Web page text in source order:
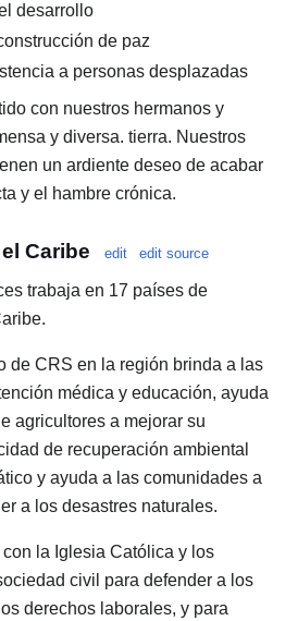
desarrollo
de paz
a personas desplazadas
con nuestros hermanos y
y diversa. tierra. Nuestros
un ardiente deseo de acabar
y el hambre crónica.
Caribe edit edit source
trabaja en 17 países de
de CRS en la región brinda a las
médica y educación, ayuda
agricultores a mejorar su
de recuperación ambiental
y ayuda a las comunidades a
a los desastres naturales.
la Iglesia Católica y los
civil para defender a los
derechos laborales, y para